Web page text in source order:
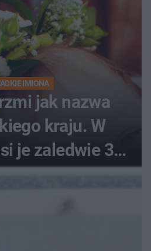
IMIONA
jak nazwa
kraju. W
je zaledwie 3